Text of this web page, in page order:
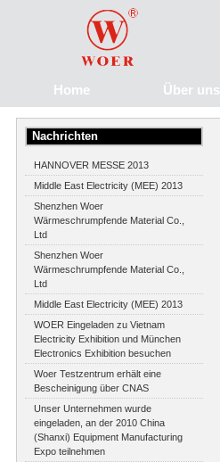
Home Über uns
Nachrichten
HANNOVER MESSE 2013
Middle East Electricity (MEE) 2013
Shenzhen Woer
Wärmeschrumpfende Material Co.,
Ltd
Shenzhen Woer
Wärmeschrumpfende Material Co.,
Ltd
Middle East Electricity (MEE) 2013
WOER Eingeladen zu Vietnam
Electricity Exhibition und München
Electronics Exhibition besuchen
Woer Testzentrum erhält eine
Bescheinigung über CNAS
Unser Unternehmen wurde
eingeladen, an der 2010 China
(Shanxi) Equipment Manufacturing
Expo teilnehmen